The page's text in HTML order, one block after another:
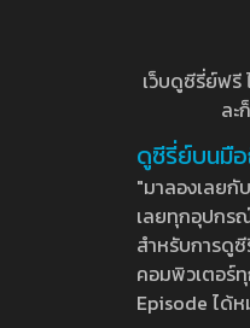
เว็บดูซีรี่ย์ฟรี
ละ
ดูซีรี่ย์บนมื
"มาลองเลยกั
เลยทุกอุปกร
สำหรับการดู
คอมพิวเตอร์
Episode ได้